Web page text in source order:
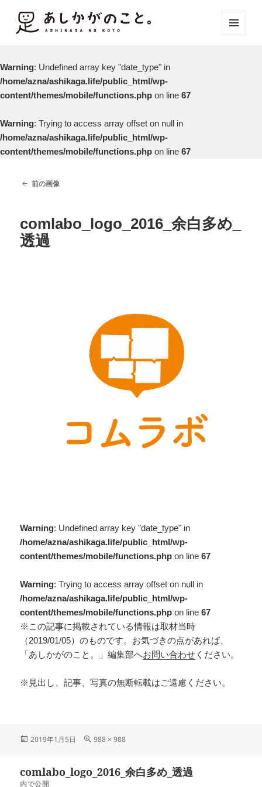
Warning: Undefined array key "date_type" in
/home/azna/ashikaga.life/public_html/wp-
content/themes/mobile/functions.php on line 67
Warning: Trying to access array offset on null in
/home/azna/ashikaga.life/public_html/wp-
content/themes/mobile/functions.php on line 67
前の画像
comlabo_logo_2016_余白多め_
透過
Warning: Undefined array key "date_type" in
/home/azna/ashikaga.life/public_html/wp-
content/themes/mobile/functions.php on line67
Warning: Trying to access array offset on null in
/home/azna/ashikaga.life/public_html/wp-
content/themes/mobile/functions.php on line67
※この記事に掲載されている情報は取材当時
（2019/01/05）のものです。お気づきの点があれば、
「あしかがのこと。」編集部へお問い合わせ ください。
※見出し、記事、写真の無断転載はご遠慮ください。
2019年1月5日 988 × 988
comlabo_logo_2016_余白多め_透過
内で公開